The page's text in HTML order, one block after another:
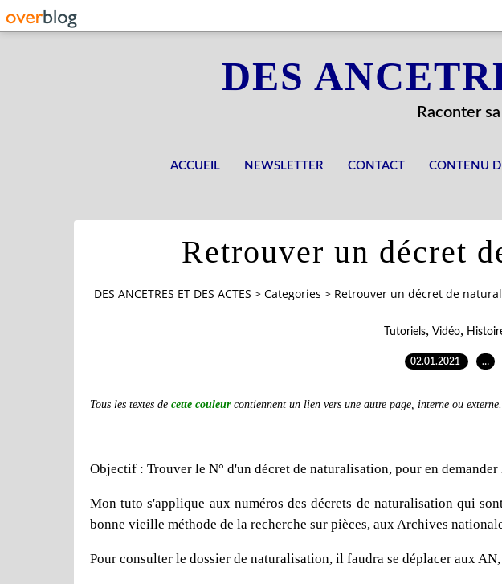
DES
Raconter
ACCUEIL NEWSLETTER CONTACT CONTENU
Retrouver un décret
DES ANCETRES ET DES ACTES > Categories > Retrouver un décret de
Tutoriels, Vidéo,
02.01.2021 …
Tous les textes de cette couleurcontiennent un lien vers une autre page, interne ou
Objectif : Trouver le N° d'un décret de naturalisation, pour en
Mon tuto s'applique aux numéros des décrets de naturalisation qui
bonne vieille méthode de la recherche sur pièces, aux Archives
Pour consulter le dossier de naturalisation, il faudra se déplacer aux